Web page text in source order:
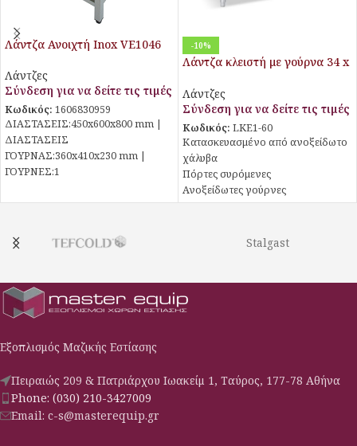
Λάντζα Ανοιχτή Inox VE1046
Λάντζες
Σύνδεση για να δείτε τις τιμές
Κωδικός: 1606830959
ΔΙΑΣΤΑΣΕΙΣ:450x600x800 mm |
ΔΙΑΣΤΑΣΕΙΣ
ΓΟΥΡΝΑΣ:360x410x230 mm |
ΓΟΥΡΝEΣ:1
-10%
Λάντζα κλειστή με γούρνα 34 x
Λάντζες
Σύνδεση για να δείτε τις τιμές
Κωδικός: LKE1-60
Κατασκευασμένο από ανοξείδωτο
χάλυβα
Πόρτες συρόμενες
Ανοξείδωτες γούρνες
Ρυθμιζόμενα πόδια καθ’ ύψος
Με βούλες inox αποστράγγισης
πλάτη
Stalgast
Εξοπλισμός Μαζικής Εστίασης
Πειραιώς 209 & Πατριάρχου Ιωακείμ 1, Ταύρος, 177-78 Αθήνα
Phone: (030) 210-3427009
Email: c-s@masterequip.gr